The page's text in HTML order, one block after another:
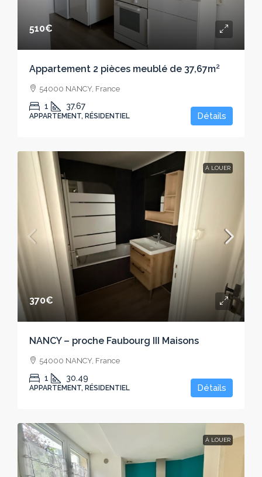
510€
Appartement 2 pièces meublé de 37,67m²
54000 NANCY, France
1 37.67
APPARTEMENT, RÉSIDENTIEL Détails
À LOUER
370€
NANCY – proche Faubourg III Maisons
54000 NANCY, France
1 30.49
APPARTEMENT, RÉSIDENTIEL Détails
À LOUER